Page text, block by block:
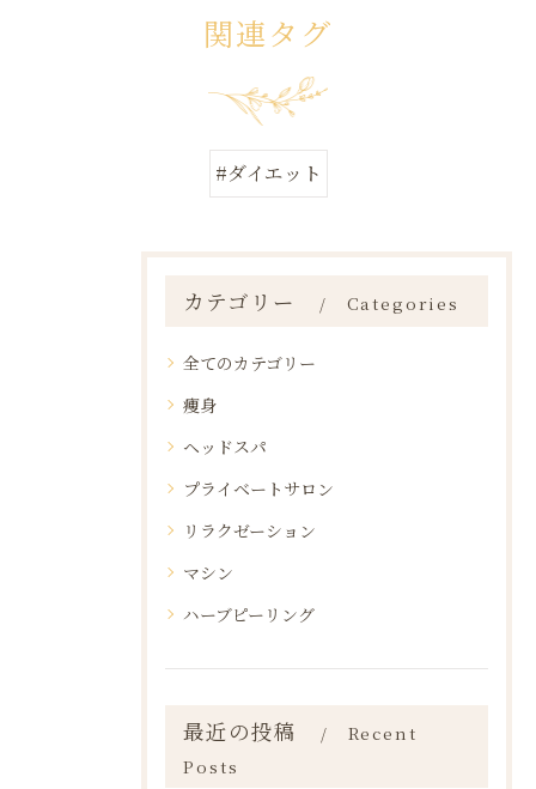
関連タグ
#ダイエット
カテゴリー Categories
全てのカテゴリー
痩身
ヘッドスパ
プライベートサロン
リラクゼーション
マシン
ハーブピーリング
最近の投稿
Recent
Posts